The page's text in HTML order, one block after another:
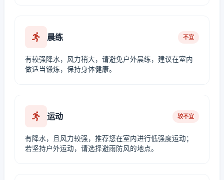
晨练 不宜
有较强降水，风力稍大，请避免户外晨练，建议在室内
做适当锻炼，保持身体健康。
运动 较不宜
有降水，且风力较强，推荐您在室内进行低强度运动；
若坚持户外运动，请选择避雨防风的地点。